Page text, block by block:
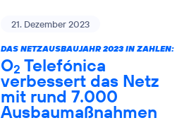
21. Dezember 2023
DAS NETZAUSBAUJAHR 2023 IN ZAHLEN:
O2 Telefónica
verbessert das Netz
mit rund 7.000
Ausbaumaßnahmen